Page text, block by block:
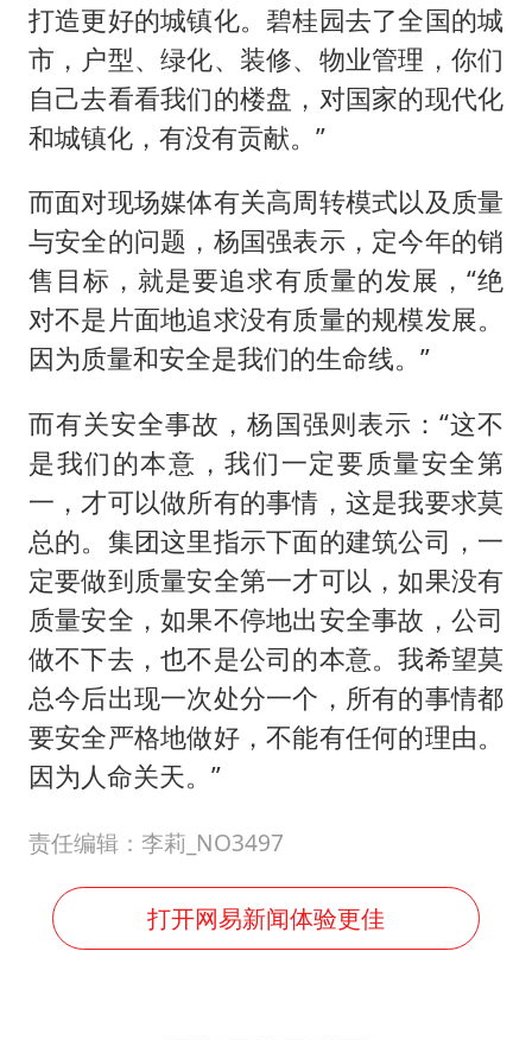
打造更好的城镇化。碧桂园去了全国的城
市，户型、绿化、装修、物业管理，你们
自己去看看我们的楼盘，对国家的现代化
和城镇化，有没有贡献。”
而面对现场媒体有关高周转模式以及质量
与安全的问题，杨国强表示，定今年的销
售目标，就是要追求有质量的发展，“绝
对不是片面地追求没有质量的规模发展。
因为质量和安全是我们的生命线。”
而有关安全事故，杨国强则表示： “这不
是我们的本意，我们一定要质量安全第
一，才可以做所有的事情，这是我要求莫
总的。集团这里指示下面的建筑公司，一
定要做到质量安全第一才可以，如果没有
质量安全，如果不停地出安全事故，公司
做不下去，也不是公司的本意。我希望莫
总今后出现一次处分一个，所有的事情都
要安全严格地做好，不能有任何的理由。
因为人命关天。”
责任编辑：李莉_NO3497
打开网易新闻体验更佳